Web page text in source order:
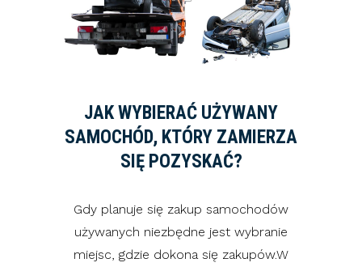
JAK WYBIERAĆ UŻYWANY
SAMOCHÓD, KTÓRY ZAMIERZA
SIĘ POZYSKAĆ?
Gdy planuje się zakup samochodów
używanych niezbędne jest wybranie
miejsc, gdzie dokona się zakupów.W